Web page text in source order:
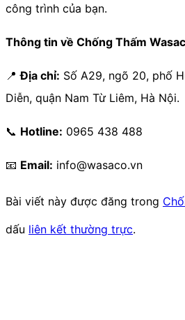
công trình của bạn.
Thông tin về Chống Thấm
📍Địa chỉ: Số A29, ngõ 20, phố
Diễn, quận Nam Từ Liêm, Hà Nội.
📞 Hotline: 0965 438 488
📧 Email: info@wasaco.vn
Bài viết này được đăng trong
dấu liên kết thường trực.